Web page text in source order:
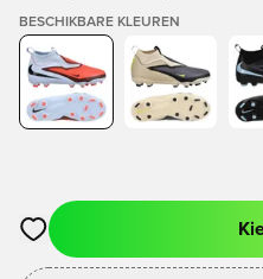
BESCHIKBARE KLEUREN
Opent een venster om in te